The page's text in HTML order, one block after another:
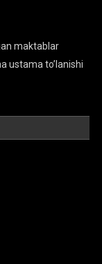
maktablar
ustama to’lanishi